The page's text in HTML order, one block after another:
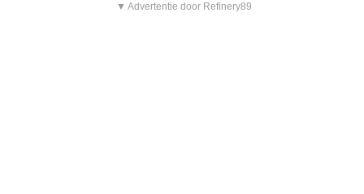
▼ Advertentie door Refinery89